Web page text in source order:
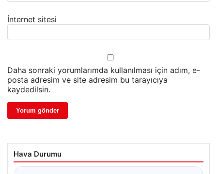
İnternet sitesi
Daha sonraki yorumlarımda kullanılması için adım, e-
posta adresim ve site adresim bu tarayıcıya
kaydedilsin.
Hava Durumu